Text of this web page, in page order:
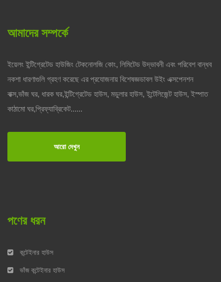
আমাদের সম্পর্কে
ইয়েলং ইন্টিগ্রেটেড হাউজিং টেকনোলজি কোং, লিমিটেড উদ্ভাবনী এবং পরিবেশ বান্ধব
নকশা ধারণাগুলি গ্রহণ করেছে এর প্রযোজনায় বিশেষজ্ঞডাবল উইং এক্সপেনশন
বাক্স,ভাঁজ ঘর, ধারক ঘর,ইন্টিগ্রেটেড হাউস, মডুলার হাউস, ইন্টেলিজেন্ট হাউস, ইস্পাত
কাঠামো ঘর,প্রিফ্যাব্রিকেট......
আরো দেখুন
পণের ধরন
কন্টেইনার হাউস
ভাঁজ কন্টেইনার হাউস